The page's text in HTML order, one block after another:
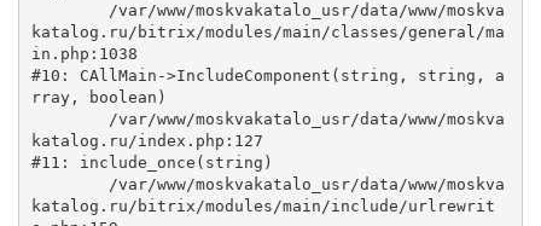
katalog.ru/bitrix/modules/main/classes/general/ma
in.php:1038
#10: CAllMain->IncludeComponent(string, string, a
rray, boolean)
katalog.ru/index.php:127
#11: include_once(string)
katalog.ru/bitrix/modules/main/include/urlrewrit